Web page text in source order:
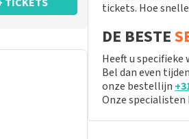
tickets. Hoe
DE BESTE
Heeft u specifieke
Bel dan even
onze bestellijn
Onze specialisten